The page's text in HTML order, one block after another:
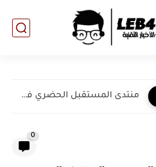
منتدى المستقبل الحضري في مجموعة البريكس يجذب أكثر من 13000...
0